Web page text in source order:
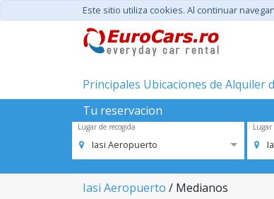
Este sitio utiliza cookies. Al continuar
Principales Ubicaciones de Alquiler
Tu reservacion
Lugar de recogida
Iasi Aeropuerto
Iasi Aeropuerto / Medianos